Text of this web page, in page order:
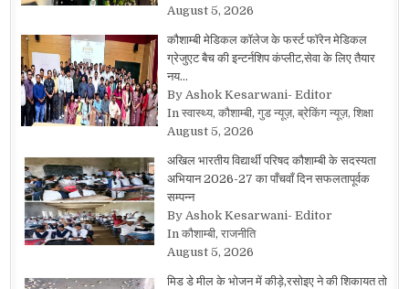
August 5, 2026
कौशाम्बी मेडिकल कॉलेज के फर्स्ट फॉरेन मेडिकल
ग्रेजुएट बैच की इन्टर्नशिप कंप्लीट,सेवा के लिए तैयार
नय…
By Ashok Kesarwani- Editor
In स्वास्थ्य, कौशाम्बी, गुड न्यूज़, ब्रेकिंग न्यूज़, शिक्षा
August 5, 2026
अखिल भारतीय विद्यार्थी परिषद कौशाम्बी के सदस्यता
अभियान 2026-27 का पाँचवाँ दिन सफलतापूर्वक
सम्पन्न
By Ashok Kesarwani- Editor
In कौशाम्बी, राजनीति
August 5, 2026
मिड डे मील के भोजन में कीड़े,रसोइए ने की शिकायत तो